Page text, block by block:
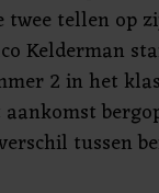
twee tellen op
Kelderman
2 in het
tussen